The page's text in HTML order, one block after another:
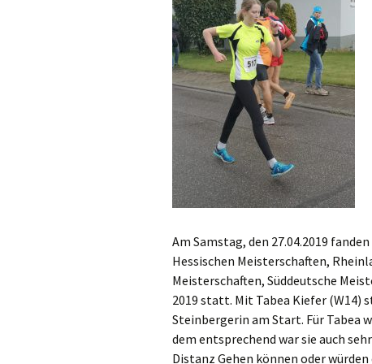
Fotos / Berichte
Permanente
Berichte
Am Samstag, den 27.04.2019
Hessischen Meisterschaften,
Meisterschaften, Süddeutsche
2019 statt. Mit Tabea Kiefer (W14)
Steinbergerin am Start. Für Tabea
dem entsprechend war sie auch
Distanz Gehen können oder